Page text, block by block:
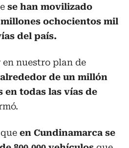
se han movilizado
ochocientos mil
del país.
en nuestro plan de
de un millón
en todas las vías de
en Cundinamarca se